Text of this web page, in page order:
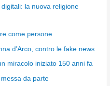
la nuova religione
come persone
d’Arco, contro le fake news
miracolo iniziato 150 anni fa
messa da parte